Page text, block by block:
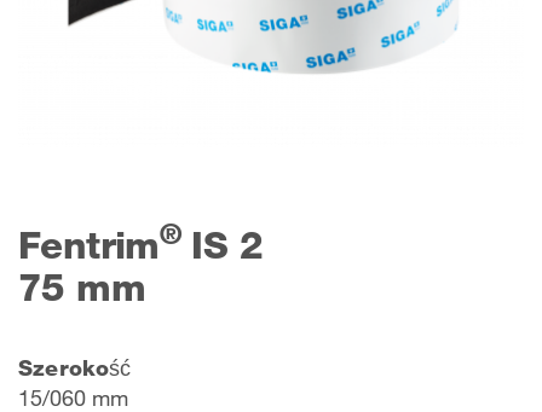
Fentrim®IS 2
75 mm
Szerokość
15/060 mm